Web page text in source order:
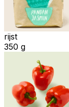
rijst
350 g